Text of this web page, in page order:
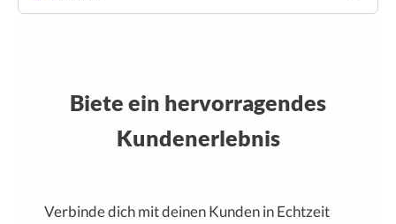
Biete ein hervorragendes
Kundenerlebnis
Verbinde dich mit deinen Kunden in Echtzeit